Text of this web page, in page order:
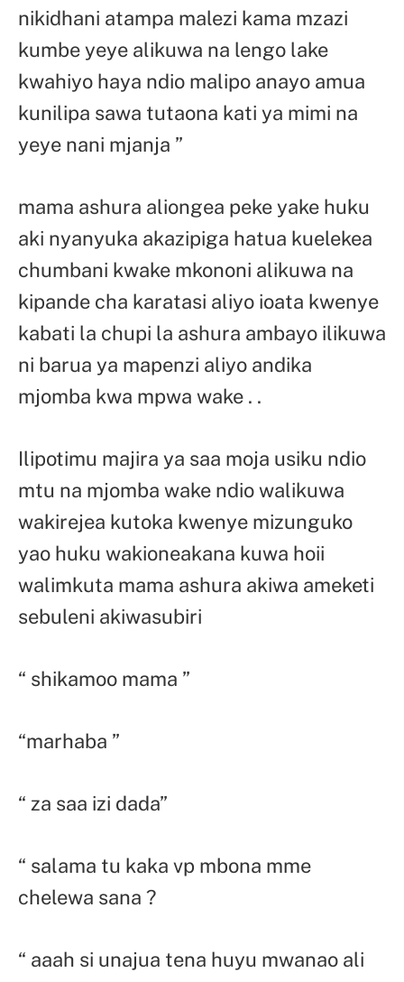
nikidhani atampa malezi kama mzazi
kumbe yeye alikuwa na lengo lake
kwahiyo haya ndio malipo anayo amua
kunilipa sawa tutaona kati ya mimi na
yeye nani mjanja ”
mama ashura aliongea peke yake huku
aki nyanyuka akazipiga hatua kuelekea
chumbani kwake mkononi alikuwa na
kipande cha karatasi aliyo ioata kwenye
kabati la chupi la ashura ambayo ilikuwa
ni barua ya mapenzi aliyo andika
mjomba kwa mpwa wake . .
Ilipotimu majira ya saa moja usiku ndio
mtu na mjomba wake ndio walikuwa
wakirejea kutoka kwenye mizunguko
yao huku wakioneakana kuwa hoii
walimkuta mama ashura akiwa ameketi
sebuleni akiwasubiri
“ shikamoo mama ”
“marhaba ”
“ za saa izi dada”
“ salama tu kaka vp mbona mme
chelewa sana ?
“ aaah si unajua tena huyu mwanao ali